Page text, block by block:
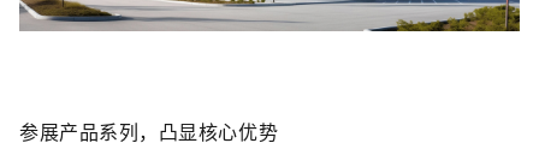
参展产品系列，凸显核心优势